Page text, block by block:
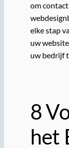
om
elke stap
uw
uw bedrijf
8
het